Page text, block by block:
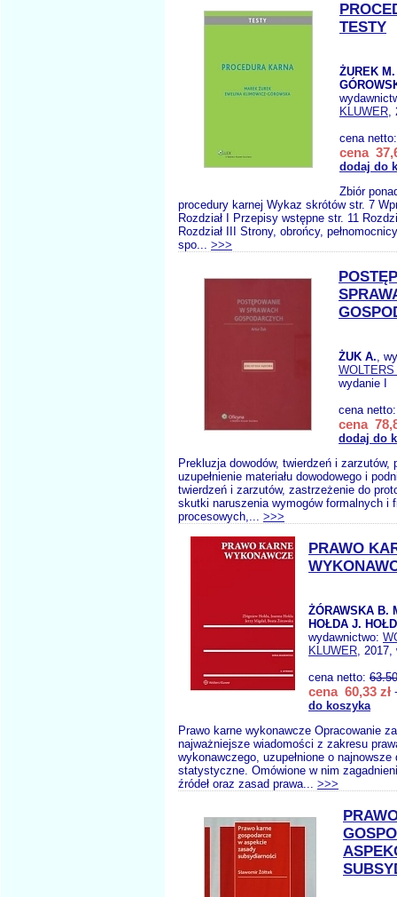
TESTY
ŻUREK
KLUWER,
cena
cena
dodaj do
Zbiór
procedury karnej Wykaz skrótów str. 7
Rozdział I Przepisy wstępne str. 11
Rozdział III Strony, obrońcy,
spo... >>>
ŻUK A.,
wydanie I
cena
cena
dodaj do
Prekluzja dowodów, twierdzeń i zarzutów,
uzupełnienie materiału dowodowego i
twierdzeń i zarzutów, zastrzeżenie do
skutki naruszenia wymogów formalnych i
procesowych,... >>>
PRAWO
ŻÓRAWSKA B.
HOŁDA J.
wydawnictwo:
KLUWER, 2017,
cena netto: 63.50
cena 60,33 zł
do koszyka
Prawo karne wykonawcze Opracowanie
najważniejsze wiadomości z zakresu
wykonawczego, uzupełnione o najnowsze
statystyczne. Omówione w nim
źródeł oraz zasad prawa... >>>